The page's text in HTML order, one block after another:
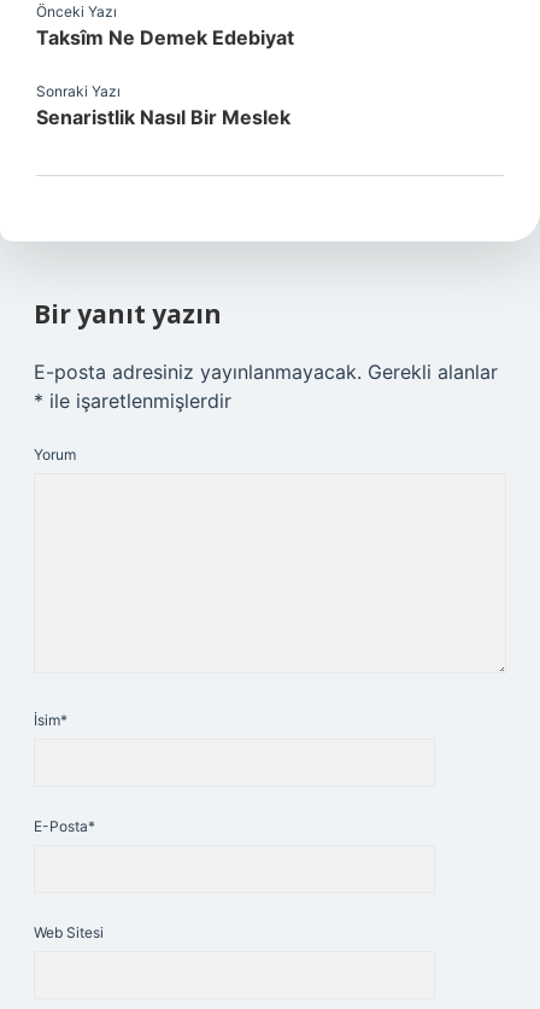
Önceki Yazı
Taksîm Ne Demek Edebiyat
Sonraki Yazı
Senaristlik Nasıl Bir Meslek
Bir yanıt yazın
E-posta adresiniz yayınlanmayacak. Gerekli alanlar
* ile işaretlenmişlerdir
Yorum
İsim*
E-Posta*
Web Sitesi